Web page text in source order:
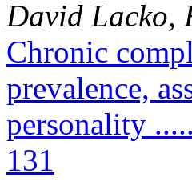
David Lacko,
Chronic
prevalence,
personality
131